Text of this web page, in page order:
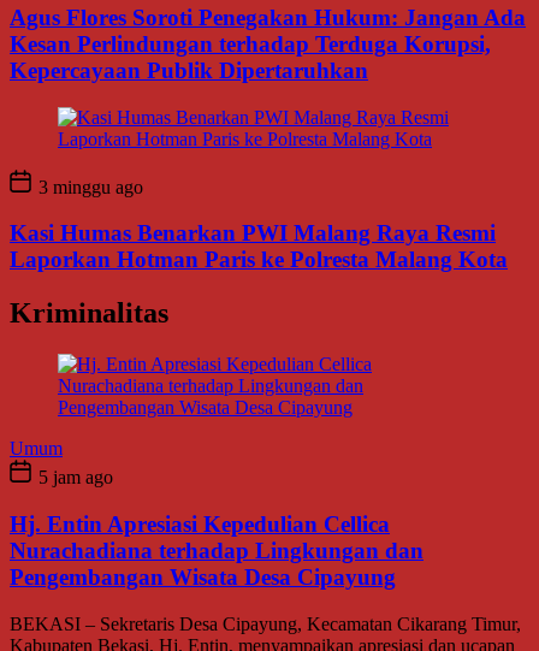
Agus Flores Soroti Penegakan Hukum: Jangan Ada
Kesan Perlindungan terhadap Terduga Korupsi,
Kepercayaan Publik Dipertaruhkan
3 minggu ago
Kasi Humas Benarkan PWI Malang Raya Resmi
Laporkan Hotman Paris ke Polresta Malang Kota
Kriminalitas
Umum
5 jam ago
Hj. Entin Apresiasi Kepedulian Cellica
Nurachadiana terhadap Lingkungan dan
Pengembangan Wisata Desa Cipayung
BEKASI – Sekretaris Desa Cipayung, Kecamatan Cikarang Timur,
Kabupaten Bekasi, Hj. Entin, menyampaikan apresiasi dan ucapan